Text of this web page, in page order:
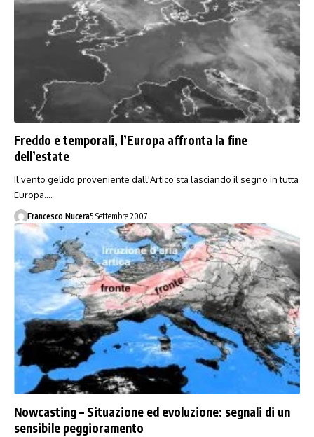
Freddo e temporali, l’Europa affronta la fine
dell’estate
Il vento gelido proveniente dall'Artico sta lasciando il segno in tutta
Europa.…
Francesco Nucera5 Settembre 2007
Nowcasting – Situazione ed evoluzione: segnali di un
sensibile peggioramento